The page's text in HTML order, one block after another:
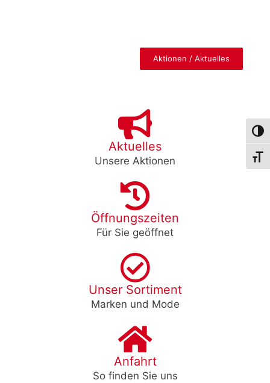
Aktuelles
Unsere Aktionen
Öffnungszeiten
Für Sie geöffnet
Unser Sortiment
Marken und Mode
Anfahrt
So finden Sie uns
Aktionen / Aktuelles